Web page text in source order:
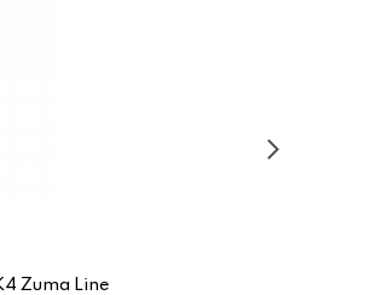
Zuma Line